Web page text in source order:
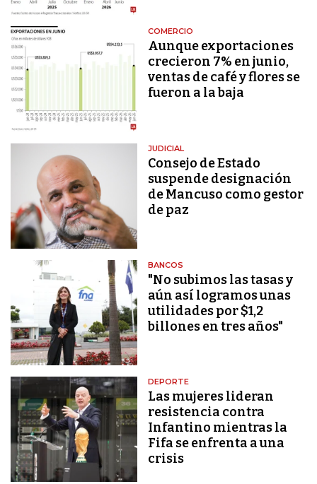
COMERCIO
Aunque exportaciones
crecieron 7% en junio,
ventas de café y flores se
fueron a la baja
JUDICIAL
Consejo de Estado
suspende designación
de Mancuso como gestor
de paz
BANCOS
"No subimos las tasas y
aún así logramos unas
utilidades por $1,2
billones en tres años"
DEPORTE
Las mujeres lideran
resistencia contra
Infantino mientras la
Fifa se enfrenta a una
crisis